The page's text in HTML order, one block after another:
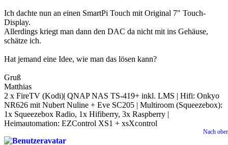
Ich dachte nun an einen SmartPi Touch mit Original 7" Touch-
Display.
Allerdings kriegt man dann den DAC da nicht mit ins Gehäuse,
schätze ich.
Hat jemand eine Idee, wie man das lösen kann?
Gruß
Matthias
2 x FireTV (Kodi)| QNAP NAS TS-419+ inkl. LMS | Hifi: Onkyo
NR626 mit Nubert Nuline + Eve SC205 | Multiroom (Squeezebox):
1x Squeezebox Radio, 1x Hifiberry, 3x Raspberry |
Heimautomation: EZControl XS1 + xsXcontrol
Nach